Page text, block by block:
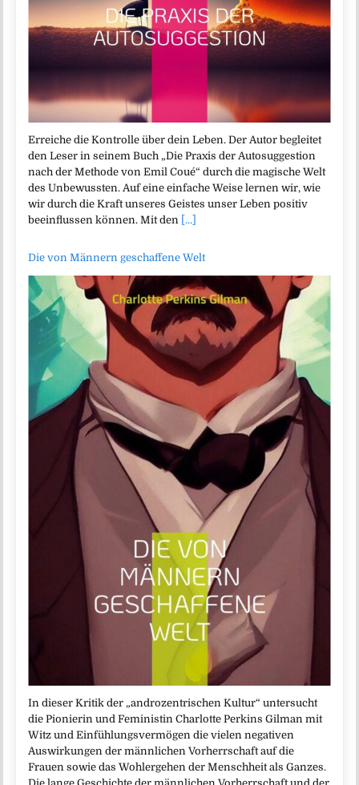
Erreiche die Kontrolle über dein Leben. Der Autor begleitet
den Leser in seinem Buch „Die Praxis der Autosuggestion
nach der Methode von Emil Coué“ durch die magische Welt
des Unbewussten. Auf eine einfache Weise lernen wir, wie
wir durch die Kraft unseres Geistes unser Leben positiv
beeinflussen können. Mit den [...]
Die von Männern geschaffene Welt
In dieser Kritik der „androzentrischen Kultur“ untersucht
die Pionierin und Feministin Charlotte Perkins Gilman mit
Witz und Einfühlungsvermögen die vielen negativen
Auswirkungen der männlichen Vorherrschaft auf die
Frauen sowie das Wohlergehen der Menschheit als Ganzes.